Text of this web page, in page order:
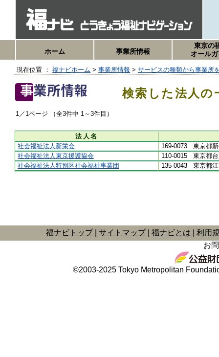
ホーム 事業所情報
東京の
オール
現在位置 ：福ナビホーム >事業所情報 >サービスの種類から事業所
検索した法人の
1／1ページ （全3件中 1～3件目）
法人名
社会福祉法人新栄会
169-0073 東京都
社会福祉法人東京援護協会
110-0015 東京都
社会福祉法人特別区社会福祉事業団
135-0043 東京都
福ナビトップ サイトマップ 福ナビとは
利用
お
©2003-2025 Tokyo Metropolitan